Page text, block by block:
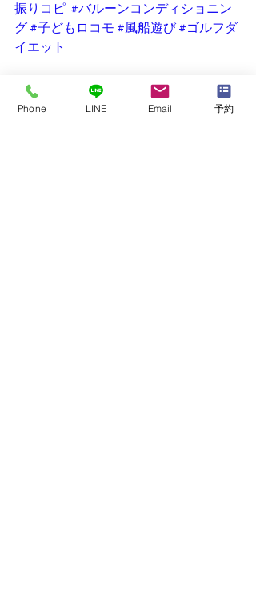
振りコピ #バルーンコンディショニン
グ #子どもロコモ #風船遊び #ゴルフダ
イエット
スタジオNEWS
Phone LINE Email 予約